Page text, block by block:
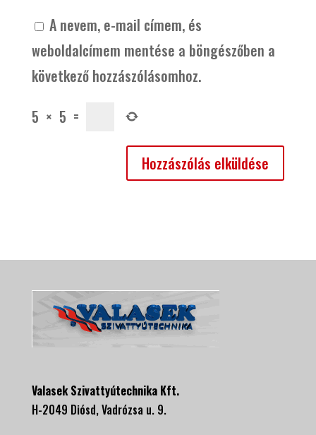
A nevem, e-mail címem, és
weboldalcímem mentése a böngészőben a
következő hozzászólásomhoz.
5 × 5 =
Valasek Szivattyútechnika Kft.
H-2049 Diósd, Vadrózsa u. 9.